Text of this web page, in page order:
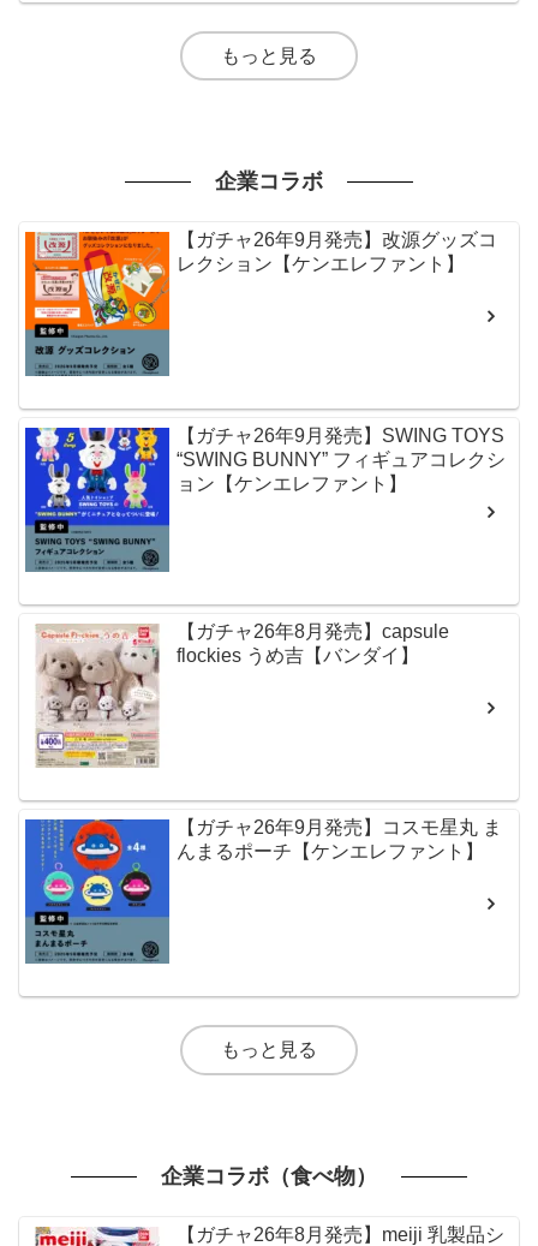
もっと見る
企業コラボ
【ガチャ26年9月発売】改源グッズコ
レクション【ケンエレファント】
【ガチャ26年9月発売】SWING TOYS
“SWING BUNNY” フィギュアコレクシ
ョン【ケンエレファント】
【ガチャ26年8月発売】capsule
flockies うめ吉【バンダイ】
【ガチャ26年9月発売】コスモ星丸 ま
んまるポーチ【ケンエレファント】
もっと見る
企業コラボ（食べ物）
【ガチャ26年8月発売】meiji 乳製品シ